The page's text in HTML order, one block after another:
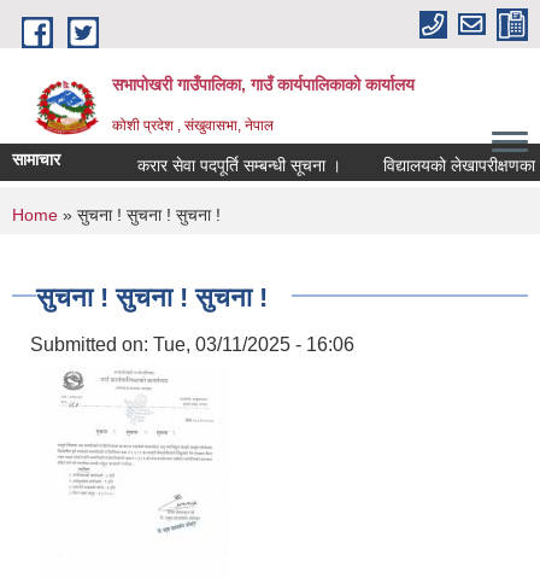
Skip to main content
सभापोखरी गाउँपालिका, गाउँ कार्यपालिकाको कार्यालय
कोशी प्रदेश , संखुवासभा, नेपाल
सामाचार करार सेवा पदपूर्ति सम्बन्धी सूचना ।
You are here
Home » सुचना ! सुचना ! सुचना !
सुचना ! सुचना ! सुचना !
Submitted on: Tue, 03/11/2025 - 16:06